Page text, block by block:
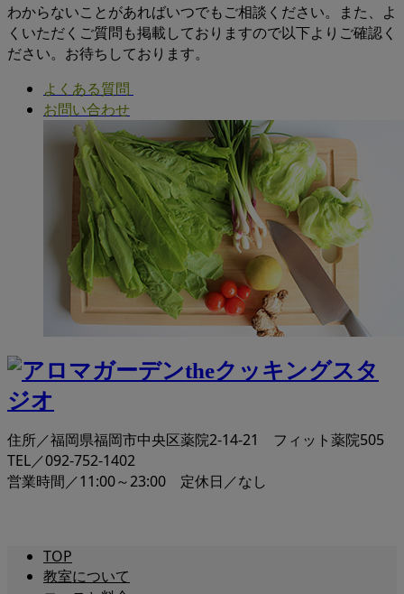
わからないことがあればいつでもご相談ください。また、よ
くいただくご質問も掲載しておりますので以下よりご確認く
ださい。お待ちしております。
よくある質問
お問い合わせ
住所／福岡県福岡市中央区薬院2-14-21 フィット薬院505
TEL／092-752-1402
営業時間／11:00～23:00 定休日／なし
TOP
教室について